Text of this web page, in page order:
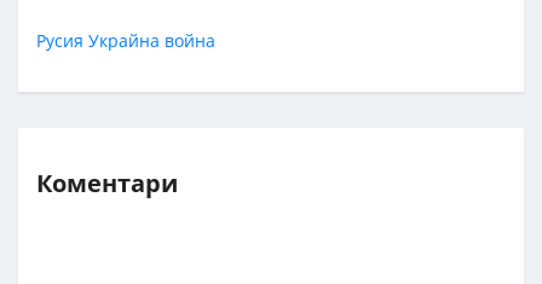
Русия Украйна война
Коментари